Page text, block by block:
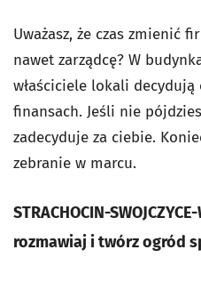
Uważasz, że czas zmienić
nawet zarządcę? W
właściciele lokali
finansach. Jeśli nie
zadecyduje za ciebie.
zebranie w marcu.
STRACHOCIN-
rozmawiaj i twórz ogród